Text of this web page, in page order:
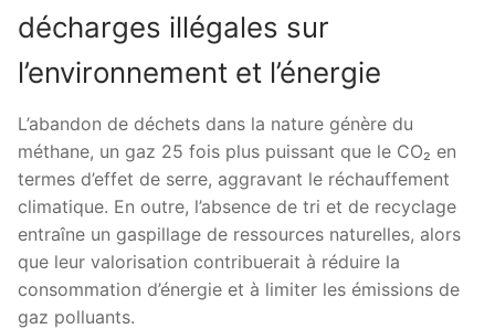
décharges illégales sur
l’environnement et l’énergie
L’abandon de déchets dans la nature génère du
méthane, un gaz 25 fois plus puissant que le CO₂ en
termes d’effet de serre, aggravant le réchauffement
climatique. En outre, l’absence de tri et de recyclage
entraîne un gaspillage de ressources naturelles, alors
que leur valorisation contribuerait à réduire la
consommation d’énergie et à limiter les émissions de
gaz polluants.